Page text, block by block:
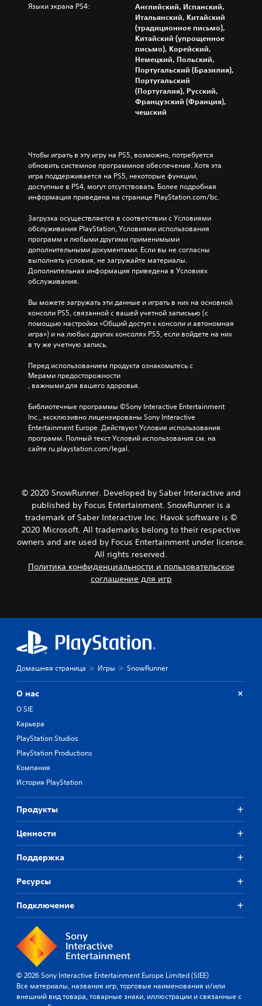
Языки экрана PS4:
Английский, Испанский,
Итальянский, Китайский
(традиционное письмо),
Китайский (упрощенное
письмо), Корейский,
Немецкий, Польский,
Португальский (Бразилия),
Португальский
(Португалия), Русский,
Французский (Франция),
чешский
Чтобы играть в эту игру на PS5, возможно, потребуется
обновить системное программное обеспечение. Хотя эта
игра поддерживается на PS5, некоторые функции,
доступные в PS4, могут отсутствовать. Более подробная
информация приведена на странице PlayStation.com/bc.
Загрузка осуществляется в соответствии с Условиями
обслуживания PlayStation, Условиями использования
программ и любыми другими применимыми
дополнительными документами. Если вы не согласны
выполнять условия, не загружайте материалы.
Дополнительная информация приведена в Условиях
обслуживания.
Вы можете загружать эти данные и играть в них на основной
консоли PS5, связанной с вашей учетной записьью (с
помощью настройки «Общий доступ к консоли и автономная
игра») и на любых других консолях PS5, если войдете на них
в ту же учетную запись.
Перед использованием продукта ознакомьтесь с
Мерами предосторожности
, важными для вашего здоровья.
Библиотечные программы ©Sony Interactive Entertainment
Inc., эксклюзивно лицензированы Sony Interactive
Entertainment Europe. Действуют Условия использования
программ. Полный текст Условий использования см. на
сайте ru.playstation.com/legal.
© 2020 SnowRunner. Developed by Saber Interactive and
published by Focus Entertainment. SnowRunner is a
trademark of Saber Interactive Inc. Havok software is ©
2020 Microsoft. All trademarks belong to their respective
owners and are used by Focus Entertainment under license.
All rights reserved.
Политика конфиденциальности и пользовательское
соглашение для игр
Домашняя страница Игры SnowRunner
О нас
О SIE
Карьера
PlayStation Studios
PlayStation Productions
Компания
История PlayStation
Продукты
Ценности
Поддержка
Ресурсы
Подключение
© 2026 Sony Interactive Entertainment Europe Limited (SIEE)
Все материалы, названия игр, торговые наименования и/или
внешний вид товара, товарные знаки, иллюстрации и связанные с